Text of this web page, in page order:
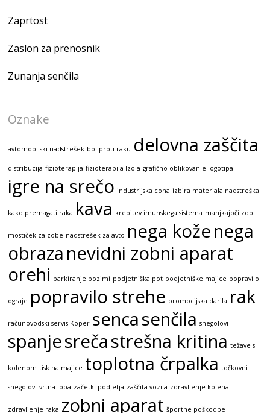
Zaprtost
Zaslon za prenosnik
Zunanja senčila
Oznake
avtomobilski nadstrešek boj proti raku delovna zaščita
distribucija fizioterapija fizioterapija Izola grafično oblikovanje logotipa
igre na srečo industrijska cona izbira materiala nadstreška
kako premagati raka kava krepitev imunskega sistema manjkajoči zob
mostiček za zobe nadstrešek za avto nega koženega
obraza nevidni zobni aparat
orehi parkiranje pozimi podjetniška pot podjetniške majice popravilo
ograje popravilo strehe promocijska darila rak
računovodski servis Koper sencasenčila snegolovi
spanjesrečastrešna kritina težave s
kolenom tisk na majice toplotna črpalka točkovni
snegolovi vrtna lopa začetki podjetja zaščita vozila zdravljenje kolena
zdravljenje raka zobni aparat športne poškodbe